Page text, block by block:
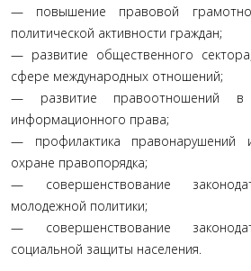
— повышение правовой
политической активности граждан;
— развитие общественного
сфере международных отношений;
— развитие правоотношений
информационного права;
— профилактика правонарушений
охране правопорядка;
— совершенствование
молодежной политики;
— совершенствование
социальной защиты населения.